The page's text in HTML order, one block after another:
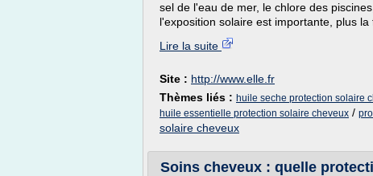
sel de l'eau de mer, le chlore des
l'exposition solaire est importante, plus la
Lire la suite
Site : http://www.elle.fr
Thèmes liés : huile seche protection solaire
huile essentielle protection solaire cheveux /
solaire cheveux
Soins cheveux : quelle